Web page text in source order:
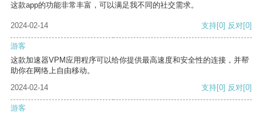
这款app的功能非常丰富，可以满足我不同的社交需求。
2024-02-14 支持[0] 反对[0]
游客
这款加速器VPM应用程序可以给你提供最高速度和安全性的连接，并帮
助你在网络上自由移动。
2024-02-14
支持[0] 反对[0]
游客